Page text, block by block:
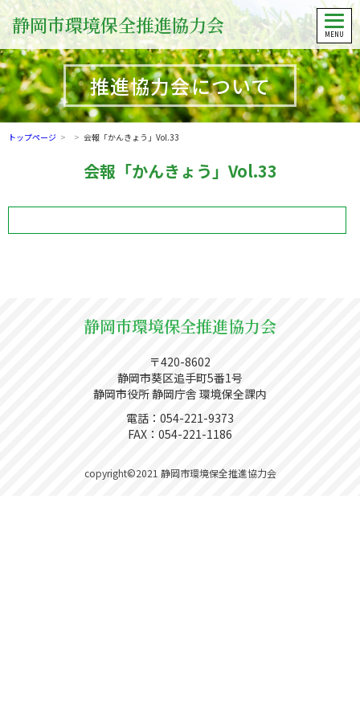
静岡市環境保全推進協力会
推進協力会について
トップページ > > 会報「かんきょう」Vol.33
会報「かんきょう」Vol.33
静岡市環境保全推進協力会
〒420-8602
静岡市葵区追手町5番1号
静岡市役所 静岡庁舎 環境保全課内
電話： 054-221-9373
FAX：054-221-1186
copyright©2021 静岡市環境保全推進協力会